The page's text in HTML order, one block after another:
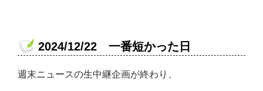
2024/12/22 一番短かった日
週末ニュースの生中継企画が終わり、